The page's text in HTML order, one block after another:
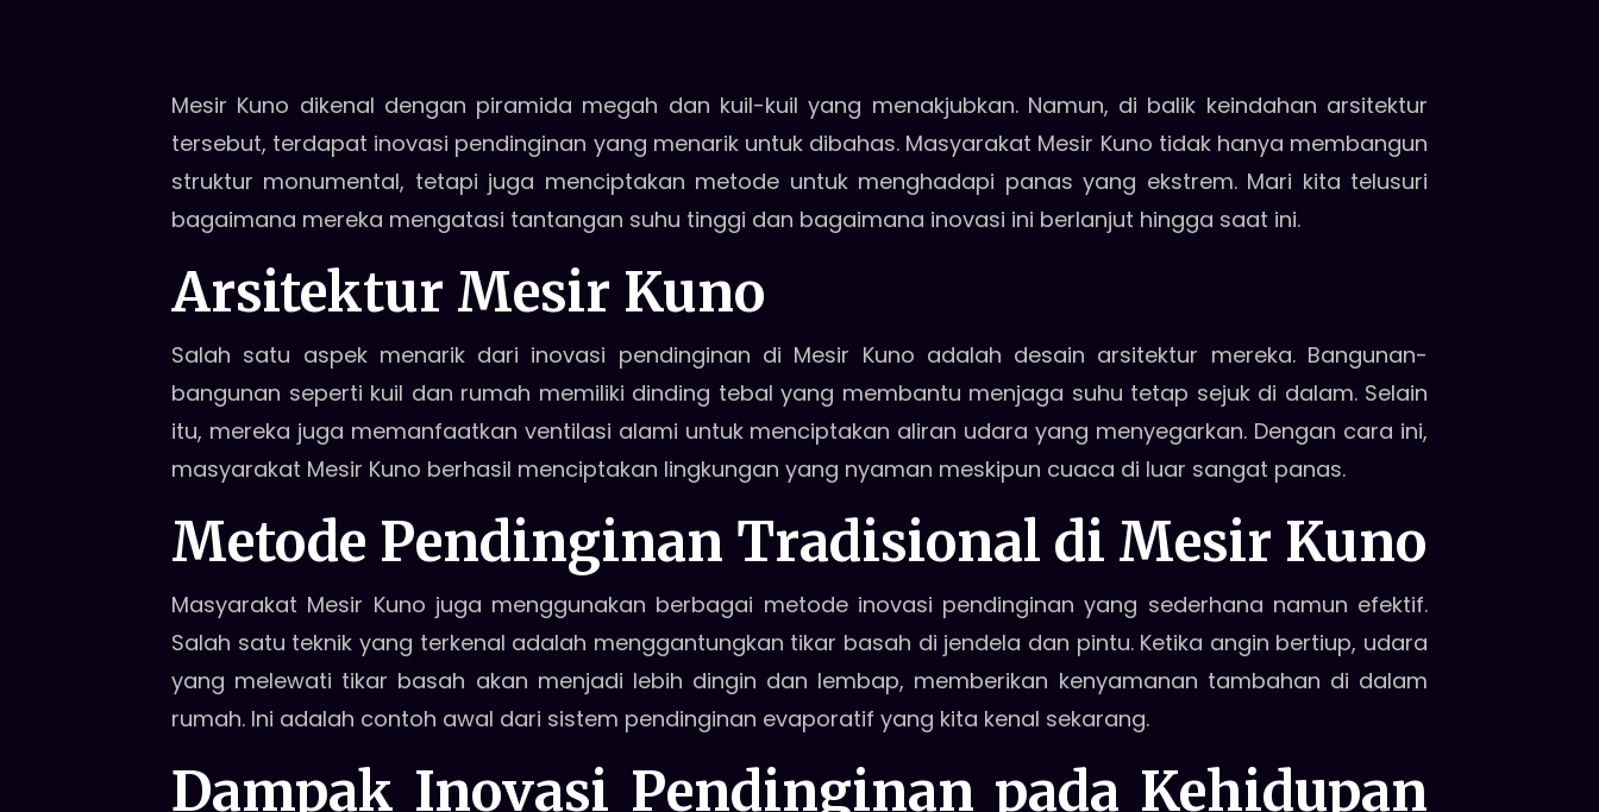
Mesir Kuno dikenal dengan piramida megah dan kuil-kuil yang menakjubkan. Namun, di balik keindahan arsitektur
tersebut, terdapat inovasi pendinginan yang menarik untuk dibahas. Masyarakat Mesir Kuno tidak hanya membangun
struktur monumental, tetapi juga menciptakan metode untuk menghadapi panas yang ekstrem. Mari kita telusuri
bagaimana mereka mengatasi tantangan suhu tinggi dan bagaimana inovasi ini berlanjut hingga saat ini.
Arsitektur Mesir Kuno
Salah satu aspek menarik dari inovasi pendinginan di Mesir Kuno adalah desain arsitektur mereka. Bangunan-
bangunan seperti kuil dan rumah memiliki dinding tebal yang membantu menjaga suhu tetap sejuk di dalam. Selain
itu, mereka juga memanfaatkan ventilasi alami untuk menciptakan aliran udara yang menyegarkan. Dengan cara ini,
masyarakat Mesir Kuno berhasil menciptakan lingkungan yang nyaman meskipun cuaca di luar sangat panas.
Metode Pendinginan Tradisional di Mesir Kuno
Masyarakat Mesir Kuno juga menggunakan berbagai metode inovasi pendinginan yang sederhana namun efektif.
Salah satu teknik yang terkenal adalah menggantungkan tikar basah di jendela dan pintu. Ketika angin bertiup, udara
yang melewati tikar basah akan menjadi lebih dingin dan lembap, memberikan kenyamanan tambahan di dalam
rumah. Ini adalah contoh awal dari sistem pendinginan evaporatif yang kita kenal sekarang.
Dampak Inovasi Pendinginan pada Kehidupan